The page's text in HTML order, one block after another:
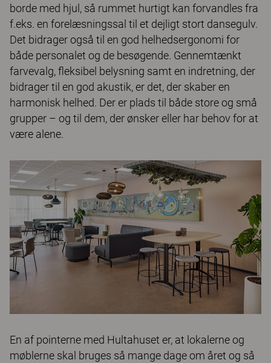
borde med hjul, så rummet hurtigt kan forvandles fra
f.eks. en forelæsningssal til et dejligt stort dansegulv.
Det bidrager også til en god helhedsergonomi for
både personalet og de besøgende. Gennemtænkt
farvevalg, fleksibel belysning samt en indretning, der
bidrager til en god akustik, er det, der skaber en
harmonisk helhed. Der er plads til både store og små
grupper – og til dem, der ønsker eller har behov for at
være alene.
En af pointerne med Hultahuset er, at lokalerne og
møblerne skal bruges så mange dage om året og så